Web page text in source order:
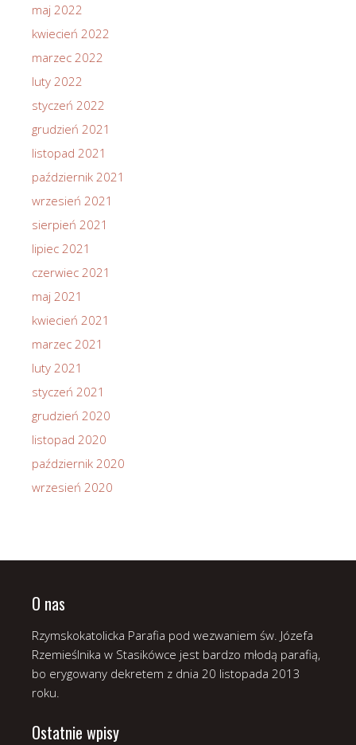
maj 2022
kwiecień 2022
marzec 2022
luty 2022
styczeń 2022
grudzień 2021
listopad 2021
październik 2021
wrzesień 2021
sierpień 2021
lipiec 2021
czerwiec 2021
maj 2021
kwiecień 2021
marzec 2021
luty 2021
styczeń 2021
grudzień 2020
listopad 2020
październik 2020
wrzesień 2020
O nas
Rzymskokatolicka Parafia pod wezwaniem św. Józefa
Rzemieślnika w Stasikówce jest bardzo młodą parafią,
bo erygowany dekretem z dnia 20 listopada 2013
roku.
Ostatnie wpisy